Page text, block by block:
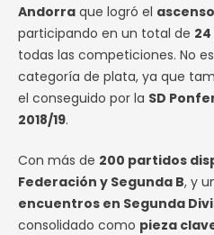
Andorra que logró el
participando en un total de
todas las competiciones. No
categoría de plata, ya que
el conseguido por la SD
2018/19.
Con más de 200 partidos
Federación y Segunda B, y
encuentros en Segunda
consolidado como pieza